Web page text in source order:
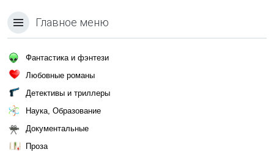
Главное меню
Фантастика и фэнтези
Любовные романы
Детективы и триллеры
Наука, Образование
Документальные
Проза